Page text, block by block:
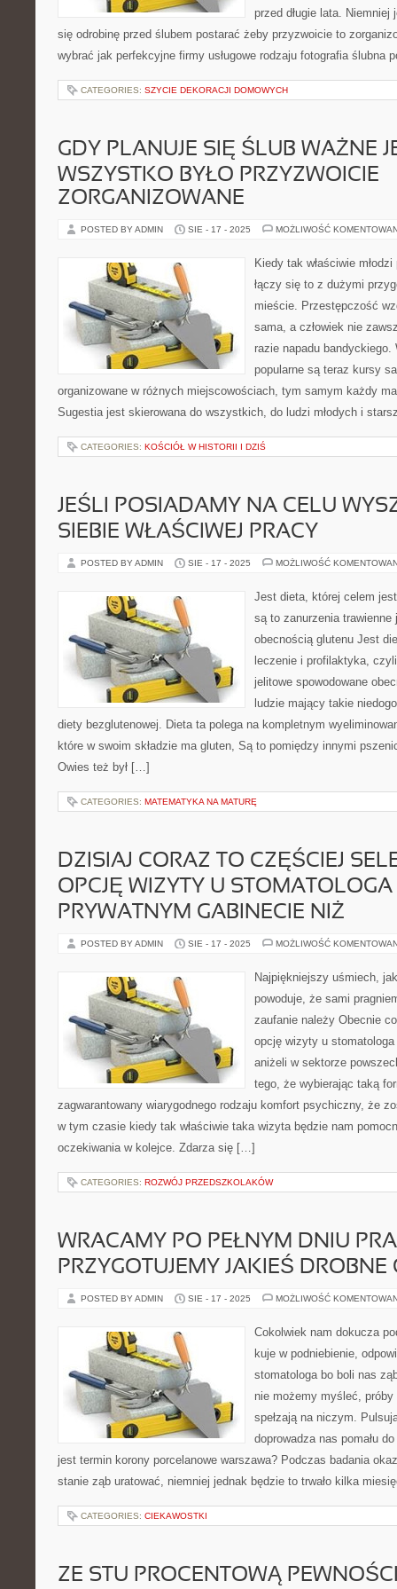
przed długie lata.
się odrobinę przed ślubem postarać żeby przyzwoicie to
wybrać jak perfekcyjne firmy usługowe rodzaju fotografia ślubna
CATEGORIES: SZYCIE DEKORACJI DOMOWYCH
GDY PLANUJE SIĘ ŚLUB WAŻNE
WSZYSTKO BYŁO PRZYZWOICIE
ZORGANIZOWANE
POSTED BY ADMIN SIE - 17 - 2025 MOŻLIWOŚĆ
Kiedy tak właściwie
łączy się to z dużymi
mieście. Przestępczość
sama, a człowiek nie
razie napadu
popularne są teraz kursy
organizowane w różnych miejscowościach, tym samym każdy
Sugestia jest skierowana do wszystkich, do ludzi młodych i
CATEGORIES: KOŚCIÓŁ W HISTORII I DZIŚ
JEŚLI POSIADAMY NA CELU
SIEBIE WŁAŚCIWEJ PRACY
POSTED BY ADMIN SIE - 17 - 2025 MOŻLIWOŚĆ
Jest dieta, której celem
są to zanurzenia trawienne
obecnością glutenu Jest
leczenie i profilaktyka,
jelitowe spowodowane
ludzie mający takie
diety bezglutenowej. Dieta ta polega na kompletnym
które w swoim składzie ma gluten, Są to pomiędzy innymi
Owies też był […]
CATEGORIES: MATEMATYKA NA MATURĘ
DZISIAJ CORAZ TO CZĘŚCIEJ
OPCJĘ WIZYTY U STOMATOLOGA
PRYWATNYM GABINECIE NIŻ
POSTED BY ADMIN SIE - 17 - 2025 MOŻLIWOŚĆ
Najpiękniejszy uśmiech,
powoduje, że sami
zaufanie należy Obecnie
opcję wizyty u
aniżeli w sektorze
tego, że wybierając taką
zagwarantowany wiarygodnego rodzaju komfort psychiczny, że
w tym czasie kiedy tak właściwie taka wizyta będzie nam
oczekiwania w kolejce. Zdarza się […]
CATEGORIES: ROZWÓJ PRZEDSZKOLAKÓW
WRACAMY PO PEŁNYM DNIU
PRZYGOTUJEMY JAKIEŚ DROBNE
POSTED BY ADMIN SIE - 17 - 2025 MOŻLIWOŚĆ
Cokolwiek nam dokucza
kuje w podniebienie,
stomatologa bo boli nas
nie możemy myśleć,
spełzają na niczym.
doprowadza nas pomału
jest termin korony porcelanowe warszawa? Podczas badania
stanie ząb uratować, niemniej jednak będzie to trwało kilka
CATEGORIES: CIEKAWOSTKI
ZE STU PROCENTOWĄ